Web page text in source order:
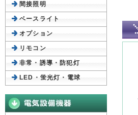
間接照明
ベースライト
オプション
リモコン
非常・誘導・防犯灯
LED・蛍光灯・電球